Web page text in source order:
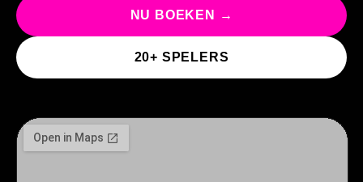
NU BOEKEN →
20+ SPELERS